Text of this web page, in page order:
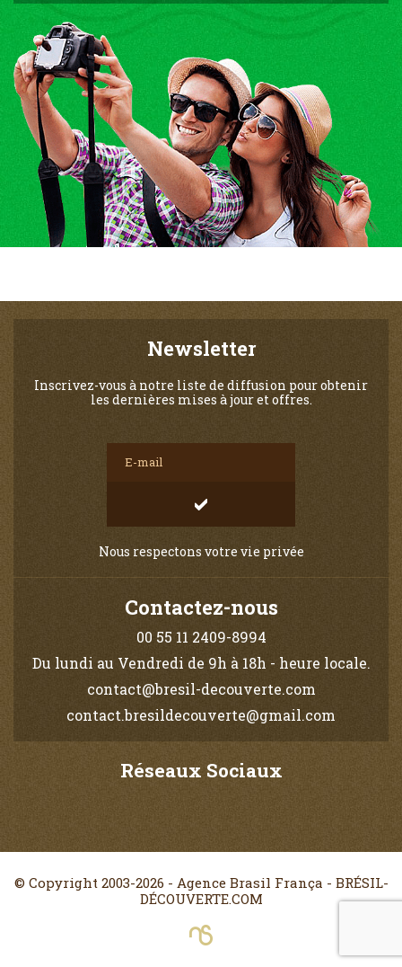
Newsletter
Inscrivez-vous à notre liste de diffusion pour obtenir
les dernières mises à jour et offres.
Nous respectons votre vie privée
Contactez-nous
00 55 11 2409-8994
Du lundi au Vendredi de 9h à 18h - heure locale.
contact@bresil-decouverte.com
contact.bresildecouverte@gmail.com
Réseaux Sociaux
© Copyright 2003-2026 - Agence Brasil França - BRÉSIL-
DÉCOUVERTE.COM